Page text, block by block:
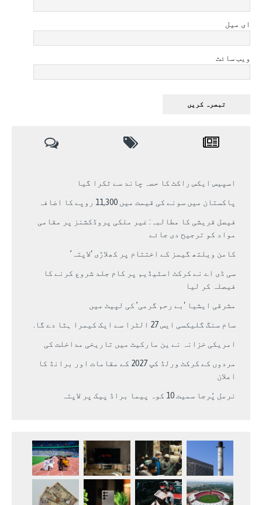
ای میل
ویب سائٹ
اسپیس ایکس راکٹ کا حصہ چاند سے ٹکرا گیا
پاکستان میں سونے کی قیمت میں 11,300 روپے کا اضافہ
فیصل قریشی کا مطالبہ: غیر ملکی پروڈکشنز پر مقامی
مواد کو ترجیح دی جائے
کامن ویلتھ گیمز کے اختتام پر کھلاڑی ‘لاپتہ’
سی ڈی اے نے کرکٹ اسٹیڈیم پر کام جلد شروع کرنے کا
فیصلہ کر لیا
مشرقی ایشیا ‘بے رحم گرمی’ کی لپیٹ میں
سام سنگ گلیکسی ایس 27 الٹرا سے ایک کیمرا ہٹا دے گا.
امریکی خزانہ نے ین مارکیٹ میں تاریخی مداخلت کی
مردوں کے کرکٹ ورلڈ کپ 2027 کے مقامات اور برانڈ کا
اعلان
نرمل پُرجا سمیت 10 کوہ پیما براڈ پیک پر لاپتہ